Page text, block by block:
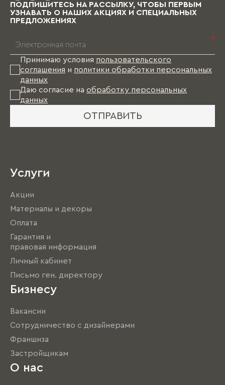
ПОДПИШИТЕСЬ НА РАССЫЛКУ, ЧТОБЫ ПЕРВЫМ
УЗНАВАТЬ О НАШИХ АКЦИЯХ И СПЕЦИАЛЬНЫХ
ПРЕДЛОЖЕНИЯХ
*
Принимаю условия пользовательского
соглашения и политики обработки персональных
данных
Даю согласие на обработку персональных
данных
ОТПРАВИТЬ
Услуги
Акции
Материалы и декоры
Оплата
Гарантия и
правовая информация
Личный кабинет
Письмо ген. директору
Бизнесу
Вакансии
Сотрудничество с дизайнерами
Франшиза
Застройщикам
О нас